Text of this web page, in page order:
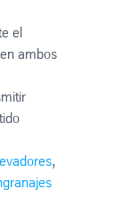
el
ambos
,